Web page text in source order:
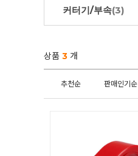
커터기/부속(3)
상품 3 개
추천순 판매인기순